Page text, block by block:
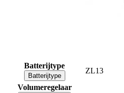
Batterijtype
Batterijtype
ZL13
Volumeregelaar